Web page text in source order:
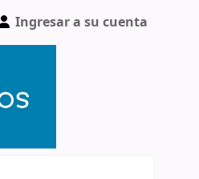
Ingresar a su cuenta